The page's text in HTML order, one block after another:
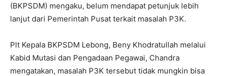
(BKPSDM) mengaku, belum mendapat petunjuk lebih
lanjut dari Pemerintah Pusat terkait masalah P3K.
Plt Kepala BKPSDM Lebong, Beny Khodratullah melalui
Kabid Mutasi dan Pengadaan Pegawai, Chandra
mengatakan, masalah P3K tersebut tidak mungkin bisa